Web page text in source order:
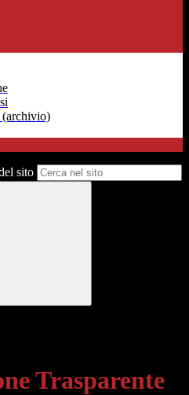
(archivio)
sito
Trasparente